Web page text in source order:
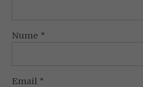
Nume *
Email *